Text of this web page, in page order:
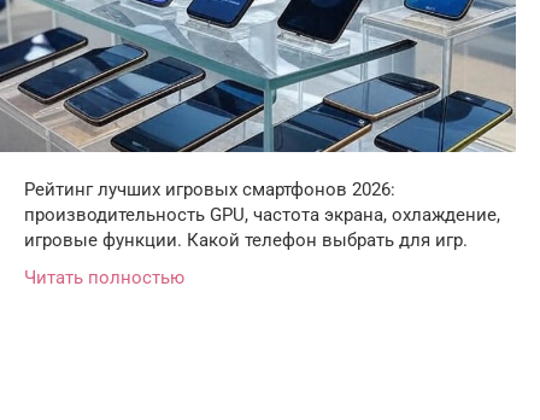
Рейтинг лучших игровых смартфонов 2026:
производительность GPU, частота экрана, охлаждение,
игровые функции. Какой телефон выбрать для игр.
Читать полностью